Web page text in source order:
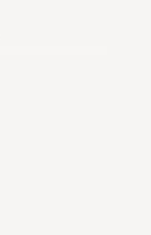
voor spanning bij
zijn die zorgen van
bestuurders weg.